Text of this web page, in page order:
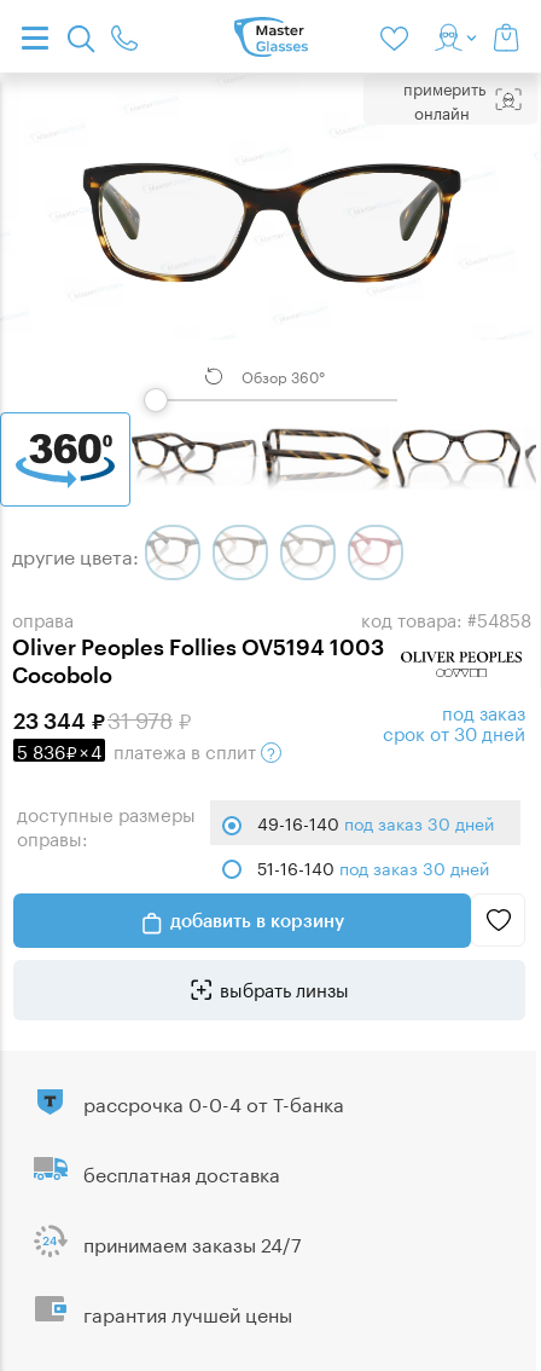
примерить
онлайн
Обзор 360°
оправа
Oliver Peoples Follies OV5194 1003
Cocobolo
код товара: #54858
другие цвета:
31 978
23 344
5 836 ×4 платежа в сплит
под заказ
срок от 30 дней
доступные размеры
оправы:
49-16-140 под заказ 30 дней
51-16-140 под заказ 30 дней
добавить в корзину
выбрать линзы
рассрочка 0-0-4 от Т-банка
бесплатная доставка
принимаем заказы 24/7
гарантия лучшей цены